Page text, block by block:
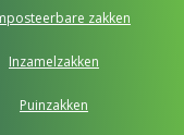
zakken
Inzamelzakken
Puinzakken